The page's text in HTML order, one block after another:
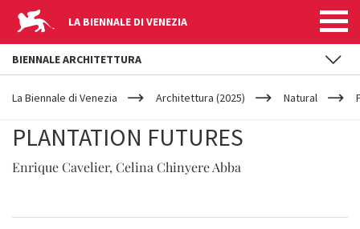
LA BIENNALE DI VENEZIA
YOUR
ARE
La Biennale di Venezia Architettura (2025) Natural
PLANTATION FUTURES
Enrique Cavelier, Celina Chinyere Abba
BIENNALE ARCHITETTURA